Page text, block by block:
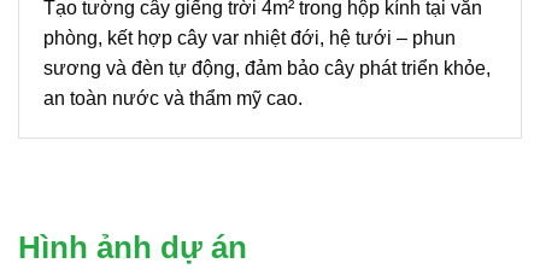
Tạo tường cây giếng trời 4m² trong hộp kính tại văn
phòng, kết hợp cây var nhiệt đới, hệ tưới – phun
sương và đèn tự động, đảm bảo cây phát triển khỏe,
an toàn nước và thẩm mỹ cao.
Hình ảnh dự án